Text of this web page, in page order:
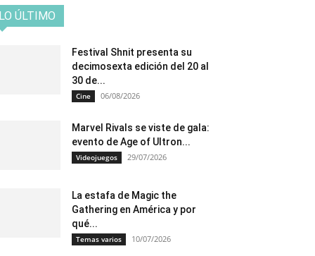
LO ÚLTIMO
Festival Shnit presenta su
decimosexta edición del 20 al
30 de...
Cine 06/08/2026
Marvel Rivals se viste de gala:
evento de Age of Ultron...
Videojuegos 29/07/2026
La estafa de Magic the
Gathering en América y por
qué...
Temas varios 10/07/2026